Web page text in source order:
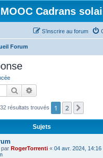
Cadrans
S’inscrire au forum
Forum
Rechercher
32 résultats trouvés 1 2
Sujets
par RogerTorrenti « 04 avr. 2024, 14:16